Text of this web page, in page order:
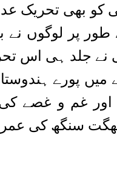
بھی تحریک عدم
پر لوگوں نے
نے جلد ہی اس
میں پورے
اور غم و غصے
کی عمر تقریباً